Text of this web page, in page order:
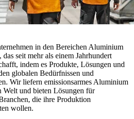
in den Bereichen Aluminium
seit mehr als einem Jahrhundert
indem es Produkte, Lösungen und
globalen Bedürfnissen und
Wir liefern emissionsarmes Aluminium
Welt und bieten Lösungen für
die ihre Produktion
wollen.